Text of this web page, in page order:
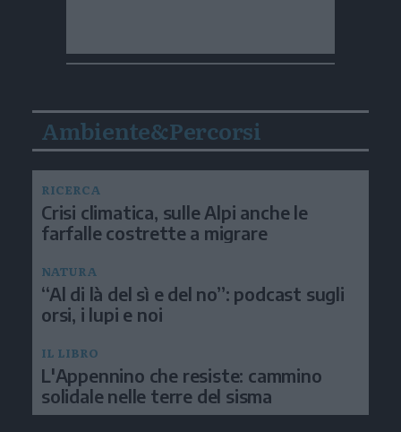
Ambiente&Percorsi
RICERCA
Crisi climatica, sulle Alpi anche le
farfalle costrette a migrare
NATURA
“Al di là del sì e del no”: podcast sugli
orsi, i lupi e noi
IL LIBRO
L'Appennino che resiste: cammino
solidale nelle terre del sisma